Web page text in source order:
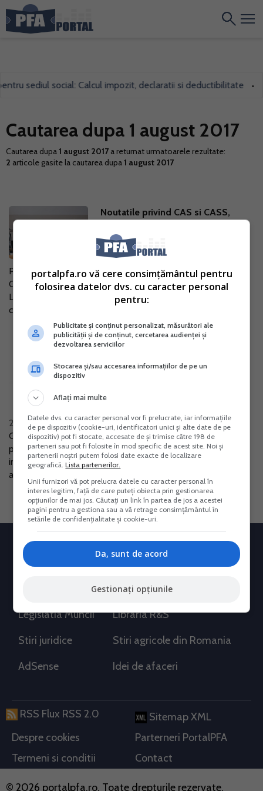
sediul social: Calcul impozit, declaratii si deductibilitate •
Cautarea dupa 1 august 2017
Cautarea dupa1 august 2017 a returnat urmatoarele rezultate:
2 articole gasite la cautarea dupa1 august 2017
Noutatile privind CAS si CASS,
02 Aug. 2017
Prin Ordonanta Guvernului nr. 4/2017, publicata in Monitorul
Oficial nr. 598/2017 au fost aduse modificari si completari
Legii nr. 227/2015 privind Codul fiscal, in ceea ce priveste
contributia de...
vigoare a procedurii insolventei
jurnal electronic
21 Dec. 2016
Guvernul a aprobat recent, printr-o Ordonanta de Urgenta,
prorogarea unor termene si instituirea altora noi pentru
intrarea in vigoare a unor prevederi. Principalele prevederi
ale actului normativ...
Contabilitate
Legislatia Muncii Blogul Specialistului
Legislatia Muncii Libraria R&S
Stiri juridice Stiri agricole din Romania
AdSense Idei de afaceri
RSS Flux RSS 2.0
Sitemap XML
Despre cookies
Parterneri PortalPFA
Termeni si conditii
Contact
© 2026 portalpfa.ro. Toate drepturile rezervate.
portalpfa.ro vă cere consimțământul pentru
folosirea datelor dvs. cu caracter personal
pentru:
Publicitate și conținut personalizat, măsurători ale
publicității și de conținut, cercetarea audienței și
dezvoltarea serviciilor
Stocarea și/sau accesarea informațiilor de pe un
dispozitiv
Aflați mai multe
Datele dvs. cu caracter personal vor fi prelucrate, iar informațiile
de pe dispozitiv (cookie-uri, identificatori unici și alte date de pe
dispozitiv) pot fi stocate, accesate de și trimise către 198 de
parteneri sau pot fi folosite în mod specific de acest site. Noi și
partenerii noștri putem folosi date exacte de localizare
geografică.Lista partenerilor.
Unii furnizori vă pot prelucra datele cu caracter personal în
interes legitim, față de care puteți obiecta prin gestionarea
opțiunilor de mai jos. Căutați un link în partea de jos a acestei
pagini pentru a gestiona sau a vă retrage consimțământul în
setările de confidențialitate și cookie-uri.
Da, sunt de acord
Gestionați opțiunile